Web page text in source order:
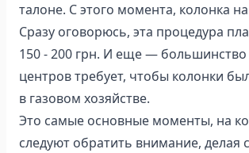
талоне. С этого момента, колонка
Сразу оговорюсь, эта процедура
150 - 200 грн. И еще — большинство
центров требует, чтобы колонки
в газовом хозяйстве.
Это самые основные моменты, на
следуют обратить внимание, делая